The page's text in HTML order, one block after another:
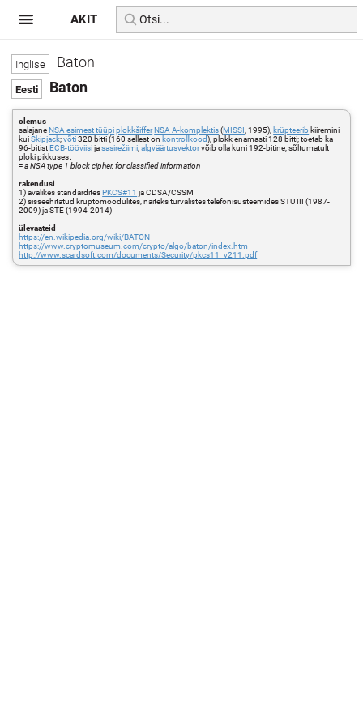
Baton
Baton
olemus
salajaneNSA esimest tüüpiplokkšifferNSA A-komplektis(MISSI , 1995), krüpteerib kiiremini
kuiSkipjack;võti320 bitti (160 sellest on kontrollkood), plokk enamasti 128 bitti; toetab ka
96-bitistECB-tööviisijasasirežiimi;algväärtusvektorvõib olla kuni 192-bitine, sõltumatult
ploki pikkusest
=a NSA type 1 block cipher, for classified information
rakendusi
1) avalikes standarditesPKCS#11 ja CDSA/CSSM
2) sisseehitatud krüptomoodulites, näiteks turvalistes telefonisüsteemides STU III (1987-
2009) ja STE (1994-2014)
ülevaateid
https://en.wikipedia.org/wiki/BATON
https://www.cryptomuseum.com/crypto/algo/baton/index.htm
http://www.scardsoft.com/documents/Security/pkcs11_v211.pdf
AKIT